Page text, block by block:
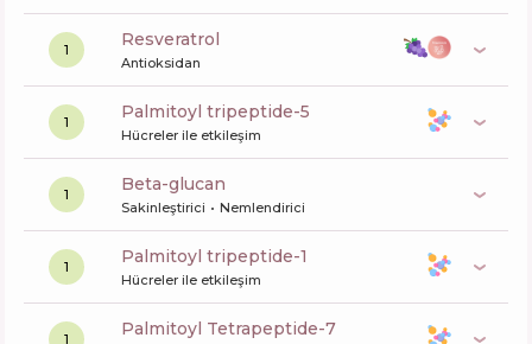
1 resveratrol
Antioksidan
1 palmitoyl tripeptide-5
Hücreler ile etkileşim
1 beta-glucan
Sakinleştirici Nemlendirici
1 palmitoyl tripeptide-1
Hücreler ile etkileşim
1 Palmitoyl Tetrapeptide-7